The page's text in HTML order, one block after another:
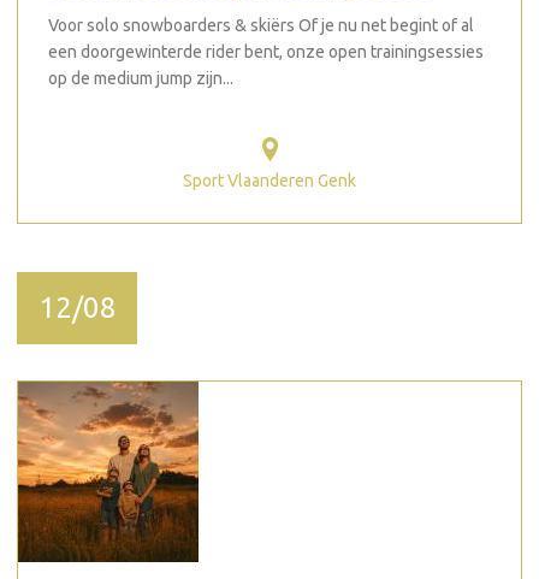
Voor solo snowboarders & skiërs Of je nu net begint of al
een doorgewinterde rider bent, onze open trainingsessies
op de medium jump zijn...
Sport Vlaanderen Genk
12/08